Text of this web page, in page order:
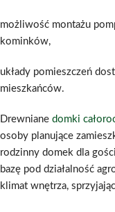
możliwość montażu
kominków,
układy pomieszczeń
mieszkańców.
Drewniane domki
osoby planujące
rodzinny domek dla
bazę pod działalność
klimat wnętrza,